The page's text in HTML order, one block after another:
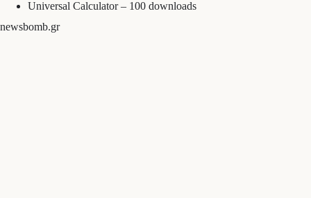
Universal Calculator – 100 downloads
newsbomb.gr